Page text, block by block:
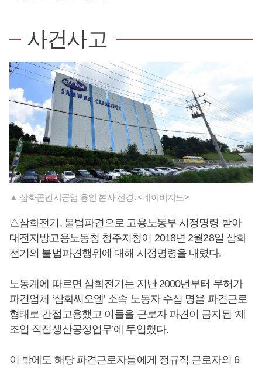
사건사고
▲ 삼화콘덴서공업 용인 본사 전경. <네이버지도>
△삼화전기, 불법파견으로 고용노동부 시정명령 받아
대전지방고용노동청 청주지청이 2018년 2월28일 삼화
전기의 불법파견행위에 대해 시정명령을 내렸다.
노동계에 따르면 삼화전기는 지난 2000년부터 무허가
파견업체 ‘삼화씨오엠’ 소속 노동자 수십 명을 파견근로
형태로 간접고용했고 이들을 근로자 파견이 금지된 ‘제
조업 직접생산공정업무’에 투입했다.
이 밖에도 해당 파견근로자들에게 정규직 근로자의 6